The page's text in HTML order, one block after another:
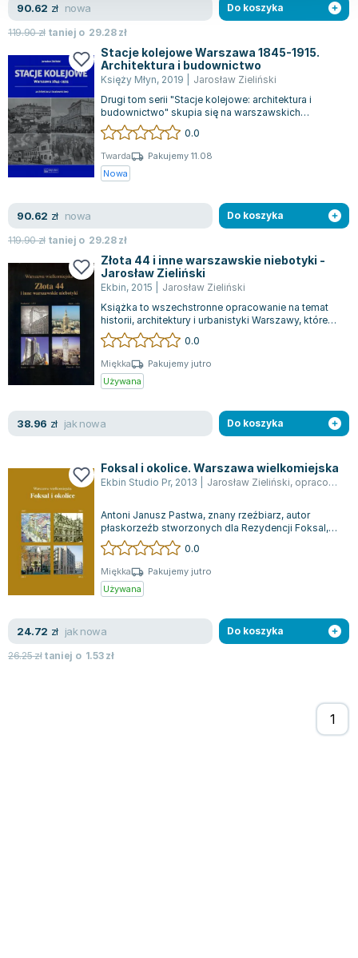
90.62 zł nowa
119.90zł taniej o 29.28zł
Do koszyka
Stacje kolejowe Warszawa 1845-1915.
Architektura i budownictwo
Księży Młyn, 2019
Jarosław Zieliński
Drugi tom serii "Stacje kolejowe: architektura i
budownictwo" skupia się na warszawskich
stacjach z czasów zaboru rosyjskiego. W t...
0.0
Twarda
Pakujemy 11.08
Nowa
90.62 zł nowa
119.90zł taniej o 29.28zł
Do koszyka
Złota 44 i inne warszawskie niebotyki -
Jarosław Zieliński
Ekbin, 2015
Jarosław Zieliński
Książka to wszechstronne opracowanie na temat
historii, architektury i urbanistyki Warszawy, które
wypełnia istotną lukę w literat...
0.0
Miękka
Pakujemy jutro
Używana
38.96 zł jak nowa Do koszyka
Foksal i okolice. Warszawa wielkomiejska
Ekbin Studio Pr, 2013 Jarosław Zieliński, opracowanie zbiorowe
Antoni Janusz Pastwa, znany rzeźbiarz, autor
płaskorzeźb stworzonych dla Rezydencji Foksal,
ma nadzieję, że architekci i inwestorz...
0.0
Miękka
Pakujemy jutro
Używana
24.72 zł jak nowa
26.25złtaniej o 1.53zł
Do koszyka